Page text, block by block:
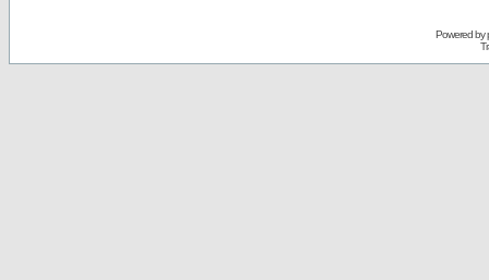
Powered by